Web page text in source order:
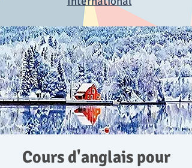
Cours d'anglais pour